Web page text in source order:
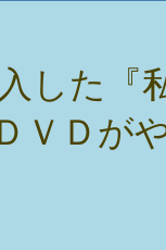
した『
ＶＤが